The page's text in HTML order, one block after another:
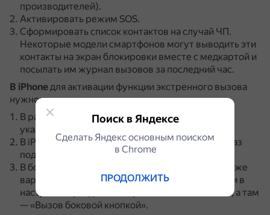
производителей).
Активировать режим SOS.
Сформировать список контактов на случай ЧП.
Некоторые модели смартфонов могут выводить эти
контакты на экран блокировки вместе с медкартой и
посылать им журнал вызовов за последний час.
В iPhoneдля активации функции экстренного вызова
нужно:
В разделе настроек «Экстренный вызов — SOS»
указать контакты на случай ЧП.
В iPhone 8 и предыдущих моделях нужно пять раз
подряд нажать на кнопку Home.
В более новых моделях можно назначить такой же
вариант для SOS-вызова.Для этого нужно найти в
настройках раздел «Экстренный вызов — SOS», а там
— «Вызов боковой кнопкой».
Поиск в Яндексе
Сделать Яндекс основным поиском
в Сhrome
ПРОДОЛЖИТЬ